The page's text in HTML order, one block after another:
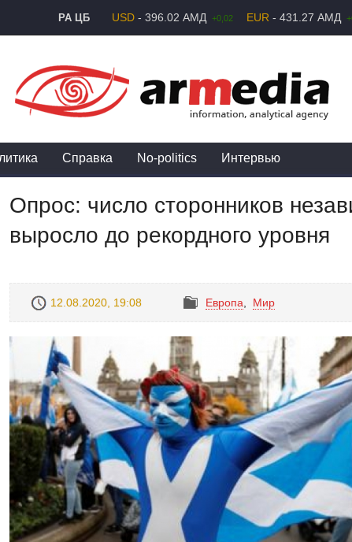
РА ЦБ USD - 396.02 АМД +0,02 EUR - 431.27 АМД
Справка No-politics Интервью
Опрос: число сторонников
выросло до рекордного уровня
12.08.2020, 19:08 Европа Mир